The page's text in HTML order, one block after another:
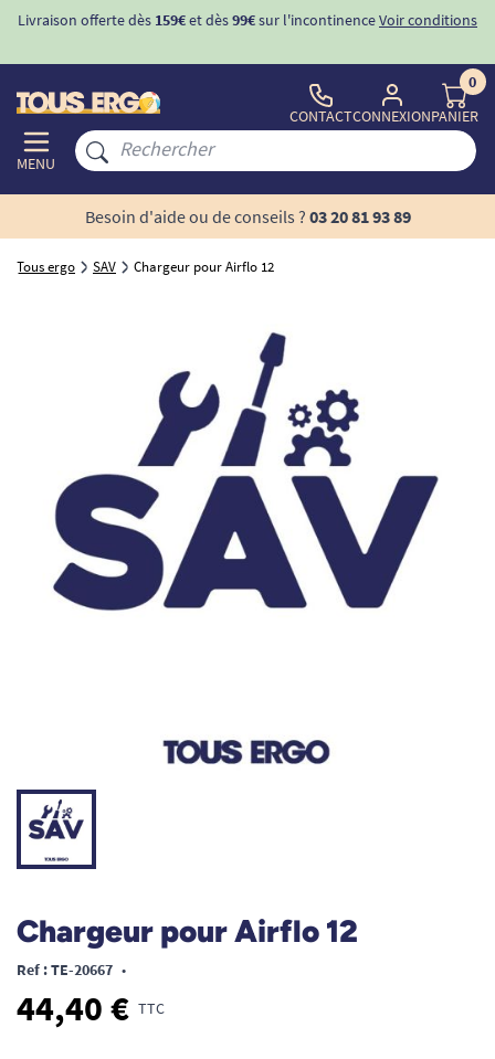
Livraison offerte dès 159€et dès99€sur l'incontinenceVoir conditions
MENU
CONTACTCONNEXION
0
PANIER
Besoin d'aide ou de conseils ? 03 20 81 93 89
Tous ergo SAV Chargeur pour Airflo 12
Chargeur pour Airflo 12
Ref : TE-20667 •
44,40 € TTC